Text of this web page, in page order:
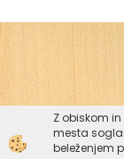
Z obiskom
mesta
beleženjem